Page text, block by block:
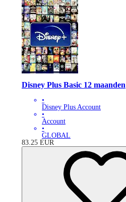
Disney Plus Basic 12 maanden
•
Disney Plus Account
•
Account
•
GLOBAL
83.25 EUR